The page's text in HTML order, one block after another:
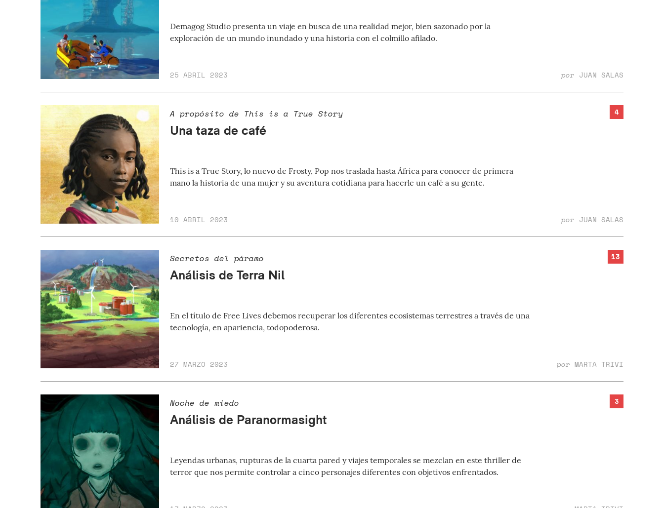
Demagog Studio presenta un viaje en busca de una realidad mejor, bien sazonado por la
exploración de un mundo inundado y una historia con el colmillo afilado.
25 ABRIL 2023 por JUAN SALAS
4
A propósito de This is a True Story
Una taza de café
This is a True Story, lo nuevo de Frosty, Pop nos traslada hasta África para conocer de primera
mano la historia de una mujer y su aventura cotidiana para hacerle un café a su gente.
10 ABRIL 2023 por JUAN SALAS
13
Secretos del páramo
Análisis de Terra Nil
En el título de Free Lives debemos recuperar los diferentes ecosistemas terrestres a través de una
tecnología, en apariencia, todopoderosa.
27 MARZO 2023 por MARTA TRIVI
3
Noche de miedo
Análisis de Paranormasight
Leyendas urbanas, rupturas de la cuarta pared y viajes temporales se mezclan en este thriller de
terror que nos permite controlar a cinco personajes diferentes con objetivos enfrentados.